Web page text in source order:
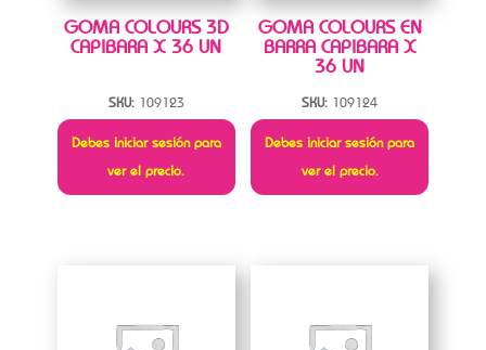
GOMA COLOURS 3D
CAPIBARA X 36 UN
SKU: 109123
Debes iniciar sesión para
ver el precio.
GOMA COLOURS EN
BARRA CAPIBARA X
36 UN
SKU: 109124
Debes iniciar sesión para
ver el precio.